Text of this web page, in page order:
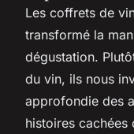
Les coffrets de
transformé la
dégustation.
du vin, ils nous
approfondie des
histoires cachées